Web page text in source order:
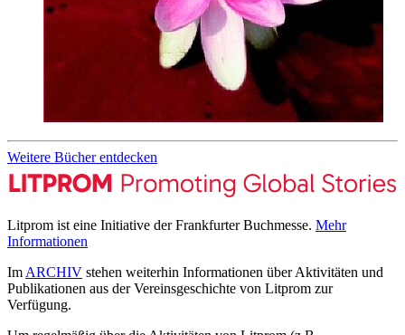
Weitere Bücher entdecken
Litprom ist eine Initiative der Frankfurter Buchmesse. Mehr
Informationen
Im ARCHIV stehen weiterhin Informationen über Aktivitäten und
Publikationen aus der Vereinsgeschichte von Litprom zur
Verfügung.